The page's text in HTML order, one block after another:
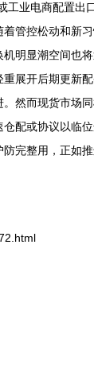
业电商配置
管控松动和新
明显潮空间也
展开后期更新
然而现货市场
配或协议以临
完整用，正如